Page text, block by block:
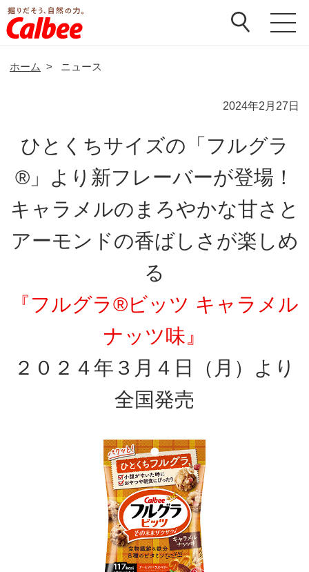
ホーム > ニュース
2024年2月27日
ひとくちサイズの「フルグラ
®」より新フレーバーが登場！
キャラメルのまろやかな甘さと
アーモンドの香ばしさが楽しめ
る
『フルグラ®ビッツ キャラメル
ナッツ味』
２０２４年３月４日（月）より
全国発売